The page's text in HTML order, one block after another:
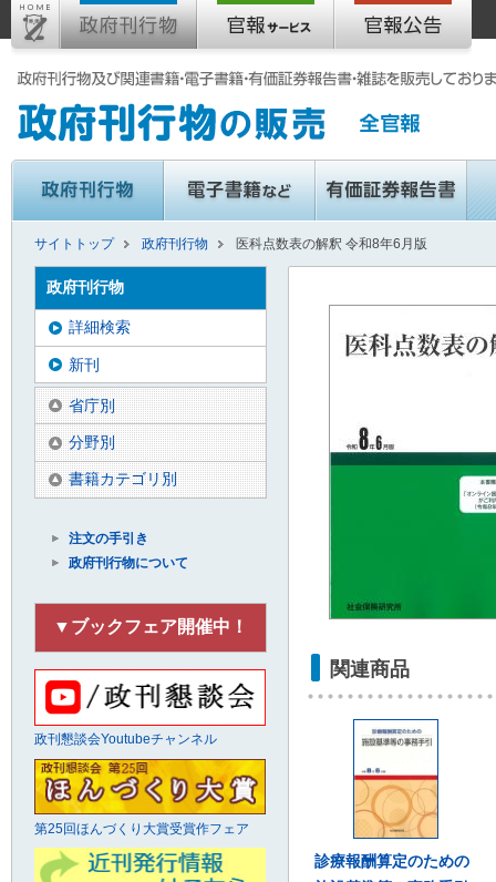
サイトトップ 政府刊行物 医科点数表の解釈 令和8年6月版
関連商品
診療報酬算定のための
政府刊行物
詳細検索
新刊
省庁別
分野別
書籍カテゴリ別
注文の手引き
政府刊行物について
▼ブックフェア開催中！
政刊懇談会Youtubeチャンネル
第25回ほんづくり大賞受賞作フェア